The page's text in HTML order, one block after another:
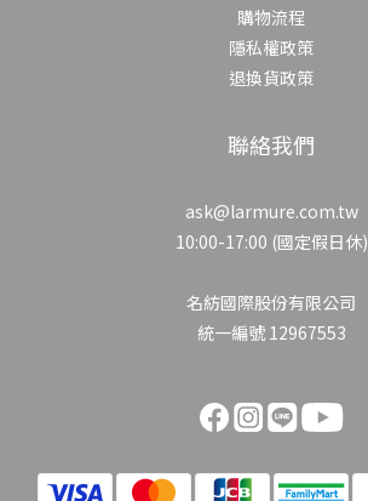
購物流程
隱私權政策
退換貨政策
聯絡我們
ask@larmure.com.tw
10:00-17:00 (國定假日休)
名紡國際股份有限公司
統一編號 12967553